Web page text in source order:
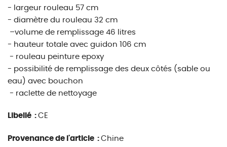
- largeur rouleau 57 cm
- diamètre du rouleau 32 cm
–volume de remplissage 46 litres
- hauteur totale avec guidon 106 cm
- rouleau peinture epoxy
- possibilité de remplissage des deux côtés (sable ou
eau) avec bouchon
- raclette de nettoyage
Libellé : CE
Provenance de l'article : Chine